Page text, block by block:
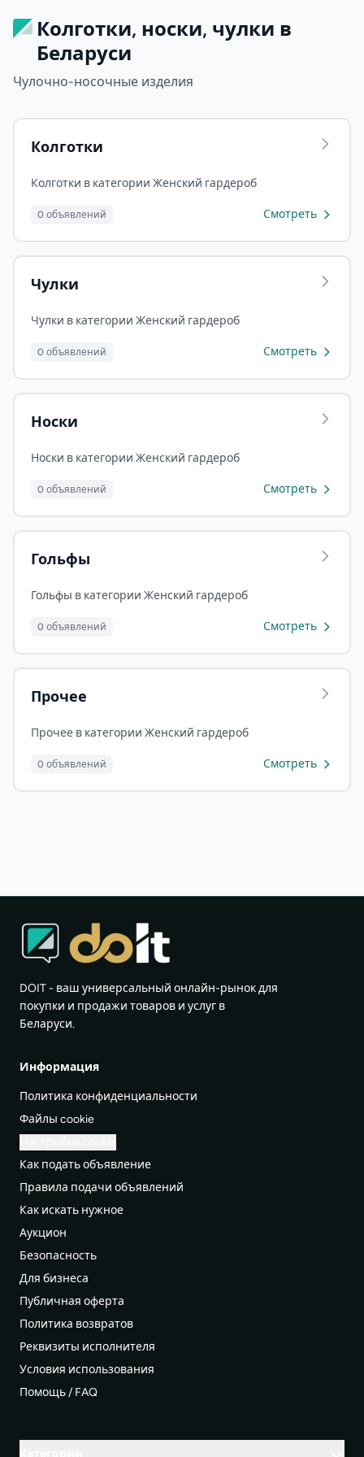
Колготки, носки, чулки в
Беларуси
Чулочно-носочные изделия
Колготки
Колготки в категории Женский гардероб
0 объявлений Смотреть
Чулки
Чулки в категории Женский гардероб
0 объявлений Смотреть
Носки
Носки в категории Женский гардероб
0 объявлений Смотреть
Гольфы
Гольфы в категории Женский гардероб
0 объявлений Смотреть
Прочее
Прочее в категории Женский гардероб
0 объявлений Смотреть
DOIT - ваш универсальный онлайн-рынок для
покупки и продажи товаров и услуг в
Беларуси.
Информация
Политика конфиденциальности
Файлы cookie
Как подать объявление
Правила подачи объявлений
Как искать нужное
Аукцион
Безопасность
Для бизнеса
Публичная оферта
Политика возвратов
Реквизиты исполнителя
Условия использования
Помощь / FAQ